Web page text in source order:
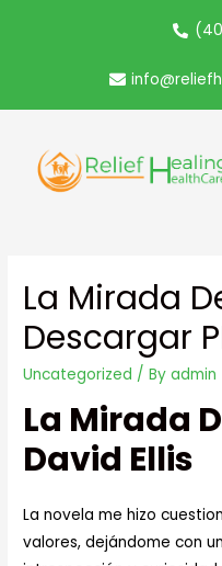
La Mirada
Descargar
Uncategorized / Byadmin
La Mirada
David Ellis
La novela me hizo
valores, dejándome con